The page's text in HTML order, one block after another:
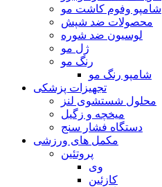
شامپو وفوم کاشت مو
محصولات ضد شپش
لوسیون ضد شوره
ژل مو
رنگ مو
شامپو رنگ مو
تجهیزات پزشکی
محلول شستشوی لنز
میخچه و زگیل
دستگاه فشار سنج
مکمل های ورزشی
پروتئین
وی
کازئین